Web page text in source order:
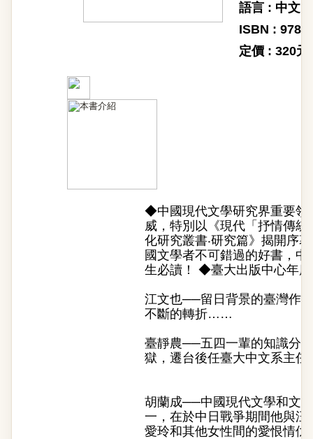
語言 : 中文
ISBN : 978-
定價 : 320元
◆中國現代文學研究界重要領
威，特別以《現代「抒情傳
化研究叢書‧研究篇》揭開序
國文學者不可錯過的好書，
生必讀！ ◆臺大出版中心年
江文也──留日背景的臺灣作
不斷的轉折……
臺靜農──五四一輩的知識分
獄，遷台後任臺大中文系主
胡蘭成──中國現代文學和文
一，在於中日戰爭期間他與
愛玲和其他女性間的愛恨情